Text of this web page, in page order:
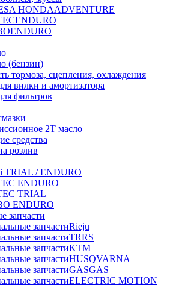
HONDAADVENTURE
ENDURO
ENDURO
(бензин)
тормоза, сцепления, охлаждения
вилки и амортизатора
фильтров
2Т масло
средства
розлив
TRIAL / ENDURO
ENDURO
TRIAL
ENDURO
запчасти
запчастиRieju
запчастиTRRS
запчастиKTM
запчастиHUSQVARNA
запчастиGASGAS
запчастиELECTRIC MOTION